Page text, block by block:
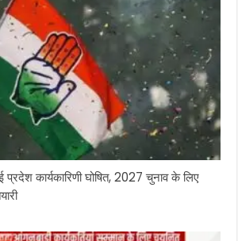
कार्यकारिणी घोषित, 2027 चुनाव के लिए